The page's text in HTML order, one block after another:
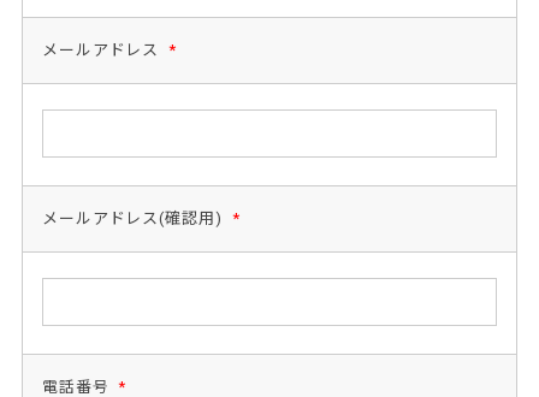
メールアドレス *
メールアドレス(確認用) *
電話番号 *